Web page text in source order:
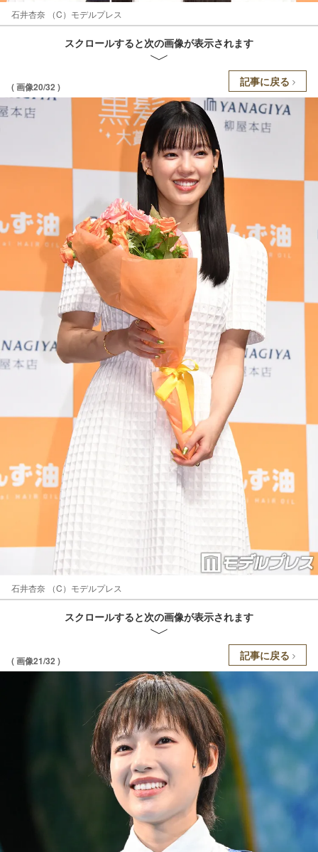
石井杏奈 （C）モデルプレス
スクロールすると次の画像が表示されます
( 画像20/32 ) 記事に戻る
石井杏奈 （C）モデルプレス
スクロールすると次の画像が表示されます
( 画像21/32 ) 記事に戻る